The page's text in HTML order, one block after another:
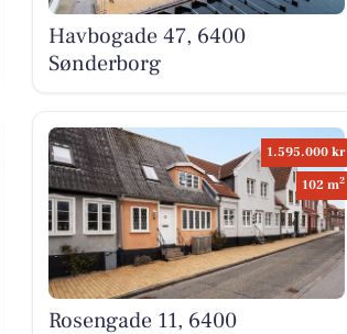
Havbogade 47, 6400
Sønderborg
1.595.000 kr
102 m2
Rosengade 11, 6400